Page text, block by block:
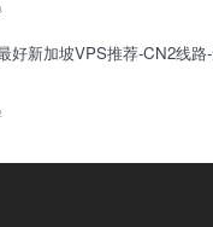
好新加坡VPS推荐-CN2线路